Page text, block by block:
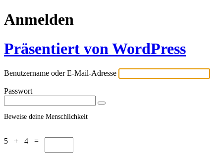
Anmelden
Präsentiert von WordPress
Benutzername oder E-Mail-Adresse
Passwort
Beweise deine Menschlichkeit
5 + 4 =